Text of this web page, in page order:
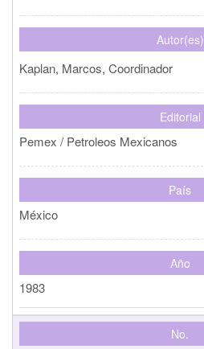
Autor(es)
Kaplan, Marcos, Coordinador
Editorial
Pemex / Petroleos Mexicanos
País
México
Año
1983
No.